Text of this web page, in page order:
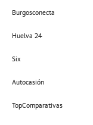
Burgosconecta
Huelva 24
Six
Autocasión
TopComparativas